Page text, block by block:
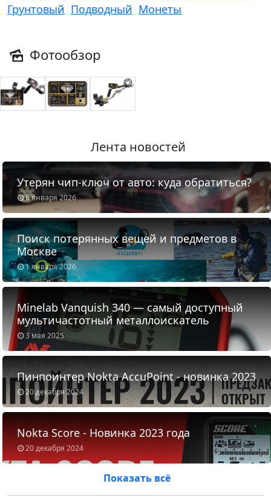
Грунтовый Подводный Монеты
Фотообзор
Лента новостей
6 января 2026
Утерян чип-ключ от авто: куда обратиться?
1 января 2026
Поиск потерянных вещей и предметов в
Москве
3 мая 2025
Minelab Vanquish 340 — самый доступный
мультичастотный металлоискатель
20 декабря 2024
Пинпоинтер Nokta AccuPoint - новинка 2023
20 декабря 2024
Nokta Score - Новинка 2023 года
Показать всё